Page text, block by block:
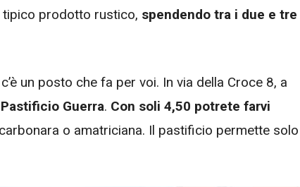
prodotto rustico, spendendo tra i due e tre
un posto che fa per voi. In via della Croce 8, a
Pastificio Guerra. Con soli 4,50 potrete farvi
o amatriciana. Il pastificio permette solo